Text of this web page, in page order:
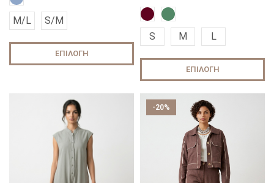
M/L S/M
ΕΠΙΛΟΓΉ
S M L
ΕΠΙΛΟΓΉ
-20%